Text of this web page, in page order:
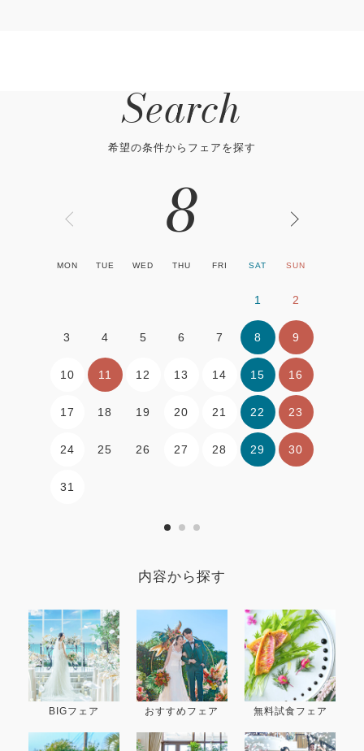
Search
希望の条件からフェアを探す
8
MON TUE WED THU FRI SAT SUN
1 2
3 4 5 6 7 8 9
10 11 12 13 14 15 16
17 18 19 20 21 22 23
24 25 26 27 28 29 30
31
内容から探す
BIGフェア おすすめフェア 無料試食フェア